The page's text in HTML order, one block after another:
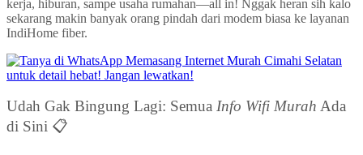
kerja, hiburan, sampe usaha rumahan—all in! Nggak heran sih kalo
sekarang makin banyak orang pindah dari modem biasa ke layanan
IndiHome fiber.
Udah Gak Bingung Lagi: Semua Info Wifi Murah Ada
di Sini 📋